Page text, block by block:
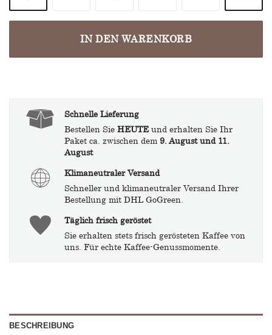
IN DEN WARENKORB
Schnelle Lieferung
Bestellen Sie HEUTE und erhalten Sie Ihr
Paket ca. zwischen dem 9. August und 11.
August
Klimaneutraler Versand
Schneller und klimaneutraler Versand Ihrer
Bestellung mit DHL GoGreen.
Täglich frisch geröstet
Sie erhalten stets frisch gerösteten Kaffee von
uns. Für echte Kaffee-Genussmomente.
BESCHREIBUNG